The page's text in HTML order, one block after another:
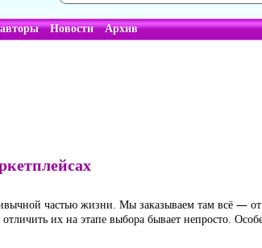
Новости Архив
частью жизни. Мы заказываем там всё —
их на этапе выбора бывает непросто.